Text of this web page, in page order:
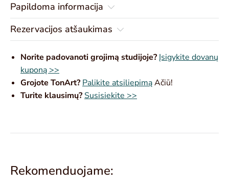
Papildoma informacija
Rezervacijos atšaukimas
Norite padovanoti grojimą studijoje?Įsigykite dovanų
kuponą >>
Grojote TonArt? Palikite atsiliepimąAčiū!
Turite klausimų? Susisiekite >>
Rekomenduojame: